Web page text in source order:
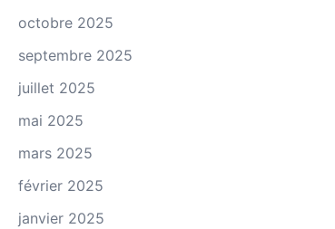
octobre 2025
septembre 2025
juillet 2025
mai 2025
mars 2025
février 2025
janvier 2025